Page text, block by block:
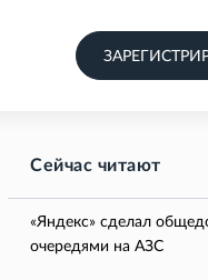
Сейчас читают
«Яндекс» сделал
очередями на АЗС